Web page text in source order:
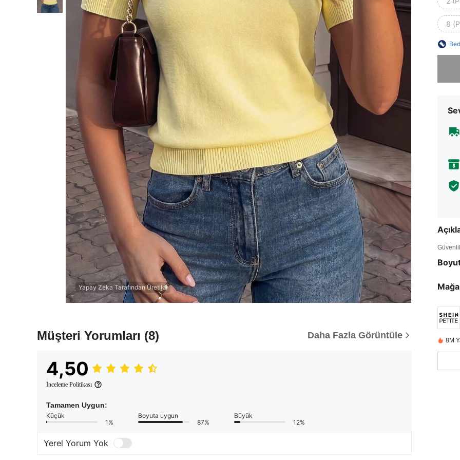
Yapay Zeka Tarafından Üretildi
Müşteri Yorumları (8) Daha Fazla Görüntüle
4,50
İnceleme Politikası
Tamamen Uygun:
Küçük
1%
Boyuta uygun
87%
Büyük
12%
Yerel Yorum Yok
8
8M